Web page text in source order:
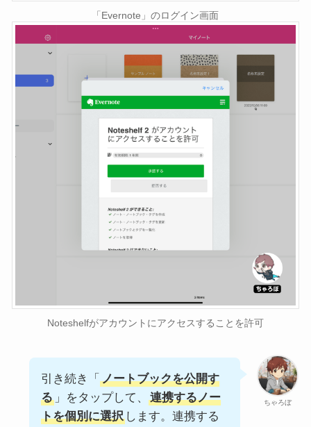
「Evernote」のログイン画面
Noteshelfがアカウントにアクセスすることを許可
ちゃろぼ
引き続き「 ノートブックを公開す
る」をタップして、
連携するノー
トを個別に選択します。連携する